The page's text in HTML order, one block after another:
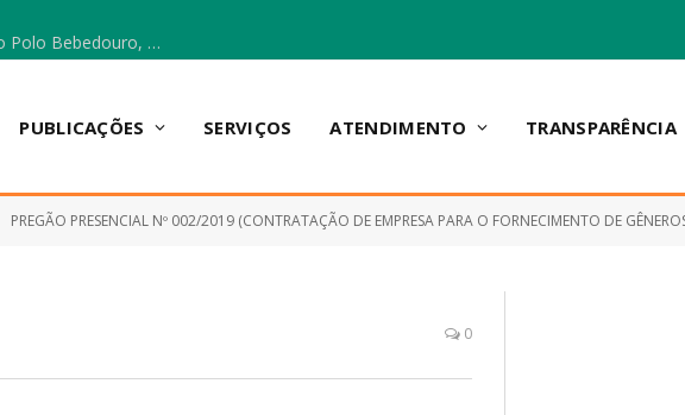
Escola Municipal Vicentina Vieira dos Santos, no Polo Bebedouro, recebeu materiais para a implantação do Cantinho da Leitura e da Sala Multidisciplinar.
PUBLICAÇÕES SERVIÇOS ATENDIMENTO TRANSPARÊNCIA
PREGÃO PRESENCIAL Nº 002/2019 (CONTRATAÇÃO DE EMPRESA PARA O FORNECIMENTO DE GÊNEROS ALIMENTÍCIOS PARA MANUTENÇÃO DA
0